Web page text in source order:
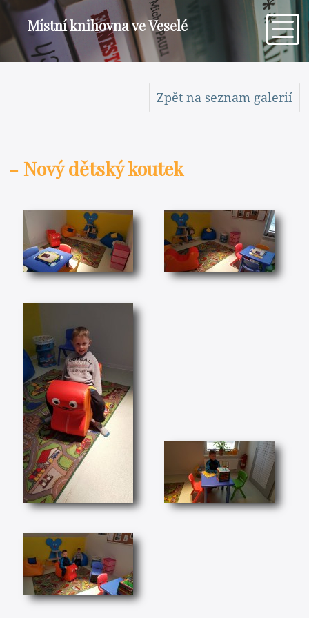
Místní knihovna ve Veselé
Zpět na seznam galerií
- Nový dětský koutek